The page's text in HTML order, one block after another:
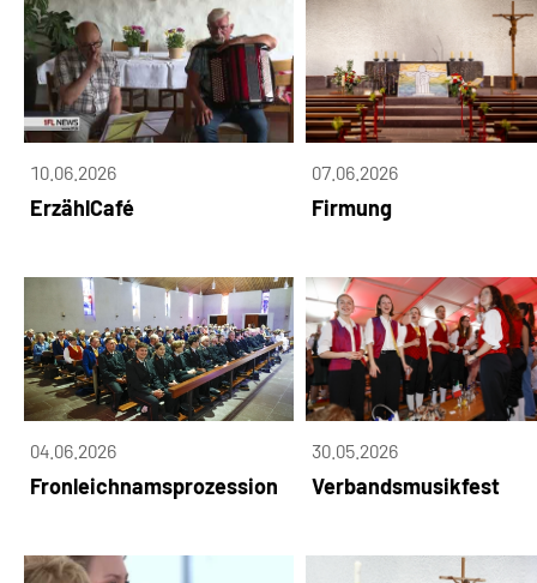
10.06.2026
ErzählCafé
07.06.2026
Firmung
04.06.2026
Fronleichnamsprozession
30.05.2026
Verbandsmusikfest